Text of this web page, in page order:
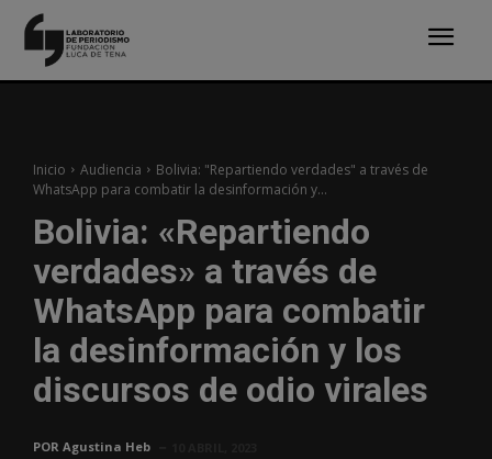
Inicio Audiencia
Bolivia: "Repartiendo verdades" a través de
WhatsApp para combatir la desinformación y...
Bolivia: «Repartiendo
verdades» a través de
WhatsApp para combatir
la desinformación y los
discursos de odio virales
POR Agustina Heb